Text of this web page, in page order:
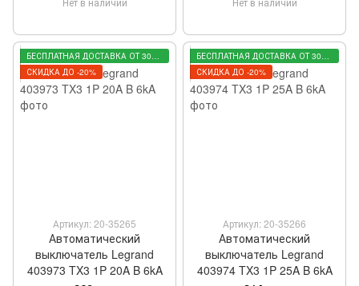
БЕСПЛАТНАЯ ДОСТАВКА ОТ 3000 ГРН
СКИДКА ДО -20%
Артикул: 20-35265
Автоматический
выключатель Legrand
403973 TX3 1P 20A B 6kA
БЕСПЛАТНАЯ ДОСТАВКА ОТ 3000 ГРН
СКИДКА ДО -20%
Артикул: 20-35266
Автоматический
выключатель Legrand
403974 TX3 1P 25A B 6kA